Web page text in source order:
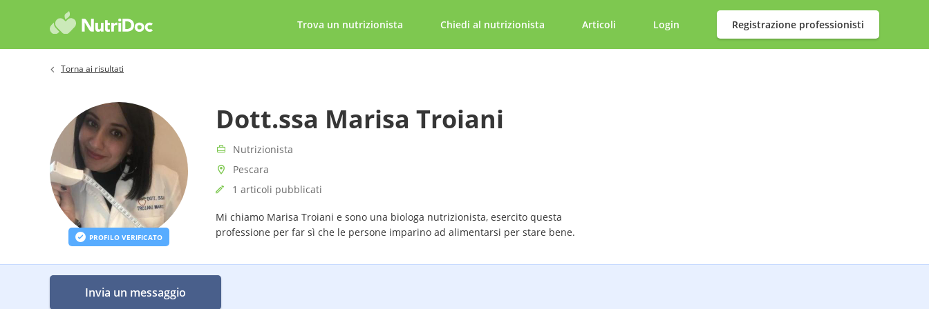
Trova un nutrizionista Chiedi al nutrizionista Articoli Login Registrazione professionisti
Torna ai risultati
PROFILO VERIFICATO
Dott.ssa Marisa Troiani
Nutrizionista
Pescara
1 articoli pubblicati
Mi chiamo Marisa Troiani e sono una biologa nutrizionista, esercito questa
professione per far sì che le persone imparino ad alimentarsi per stare bene.
Invia un messaggio